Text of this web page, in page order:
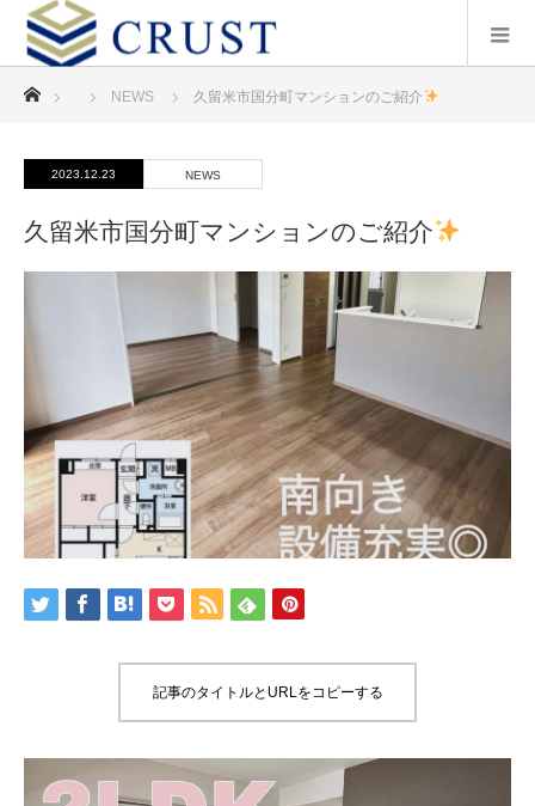
NEWS 久留米市国分町マンションのご紹介
2023.12.23 NEWS
久留米市国分町マンションのご紹介
記事のタイトルとURLをコピーする